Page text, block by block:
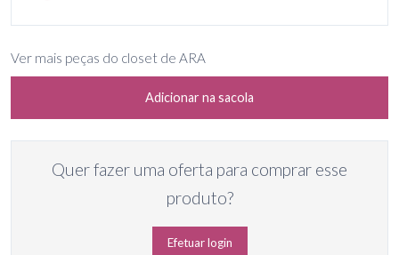
Ver mais peças do closet de ARA
Adicionar na sacola
Quer fazer uma oferta para comprar esse
produto?
Efetuar login